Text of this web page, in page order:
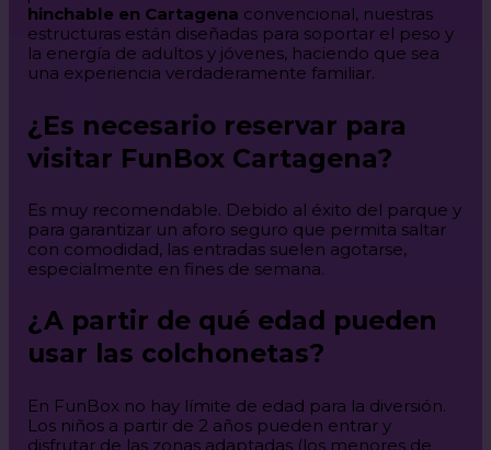
hinchable en Cartagena convencional, nuestras
estructuras están diseñadas para soportar el peso y
la energía de adultos y jóvenes, haciendo que sea
una experiencia verdaderamente familiar.
¿Es necesario reservar para
visitar FunBox Cartagena?
Es muy recomendable. Debido al éxito del parque y
para garantizar un aforo seguro que permita saltar
con comodidad, las entradas suelen agotarse,
especialmente en fines de semana.
¿A partir de qué edad pueden
usar las colchonetas?
En FunBox no hay límite de edad para la diversión.
Los niños a partir de 2 años pueden entrar y
disfrutar de las zonas adaptadas (los menores de